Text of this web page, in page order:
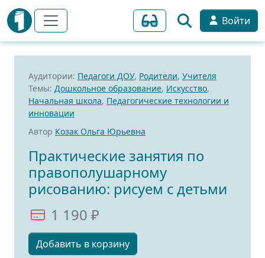
Войти
Аудитории: Педагоги ДОУ, Родители, Учителя
Темы: Дошкольное образование, Искусство,
Начальная школа, Педагогические технологии и
инновации
Автор Козак Ольга Юрьевна
Практические занятия по
правополушарному
рисованию: рисуем с детьми
1 190 ₽
Добавить в корзину